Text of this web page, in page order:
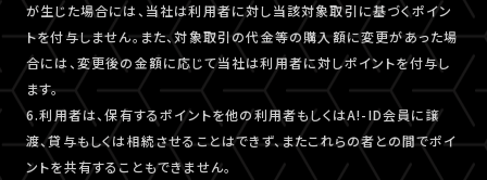
が生じた場合には、当社は利用者に対し当該対象取引に基づくポイン
トを付与しません。また、対象取引の代金等の購入額に変更があった場
合には、変更後の金額に応じて当社は利用者に対しポイントを付与し
ます。
6.利用者は、保有するポイントを他の利用者もしくはA!-ID会員に譲
渡、貸与もしくは相続させることはできず、またこれらの者との間でポイ
ントを共有することもできません。